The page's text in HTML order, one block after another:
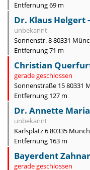
Entfernung 69 m
Dr. Klaus Helgert
unbekannt
Sonnenstr. 8 80331
Entfernung 71 m
Christian
gerade geschlossen
Sonnenstraße 15 80331
Entfernung 127 m
Dr. Annette
unbekannt
Karlsplatz 6 80335
Entfernung 163 m
Bayerdent
gerade geschlossen